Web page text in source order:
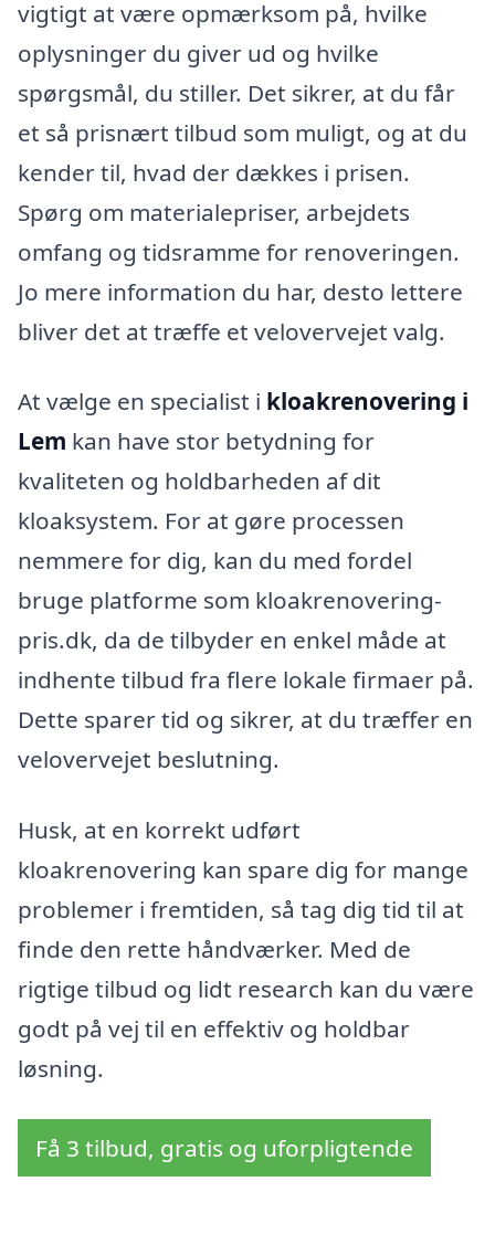
vigtigt at være opmærksom på, hvilke
oplysninger du giver ud og hvilke
spørgsmål, du stiller. Det sikrer, at du får
et så prisnært tilbud som muligt, og at du
kender til, hvad der dækkes i prisen.
Spørg om materialepriser, arbejdets
omfang og tidsramme for renoveringen.
Jo mere information du har, desto lettere
bliver det at træffe et velovervejet valg.
At vælge en specialist i kloakrenovering i
Lem kan have stor betydning for
kvaliteten og holdbarheden af dit
kloaksystem. For at gøre processen
nemmere for dig, kan du med fordel
bruge platforme som kloakrenovering-
pris.dk, da de tilbyder en enkel måde at
indhente tilbud fra flere lokale firmaer på.
Dette sparer tid og sikrer, at du træffer en
velovervejet beslutning.
Husk, at en korrekt udført
kloakrenovering kan spare dig for mange
problemer i fremtiden, så tag dig tid til at
finde den rette håndværker. Med de
rigtige tilbud og lidt research kan du være
godt på vej til en effektiv og holdbar
løsning.
Få 3 tilbud, gratis og uforpligtende